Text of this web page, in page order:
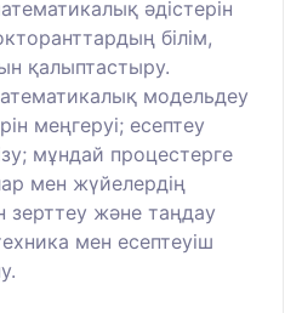
әдістерін
білім,
қалыптастыру.
модельдеу
меңгеруі; есептеу
мұндай процестерге
мен жүйелердің
зерттеу және таңдау
мен есептеуіш